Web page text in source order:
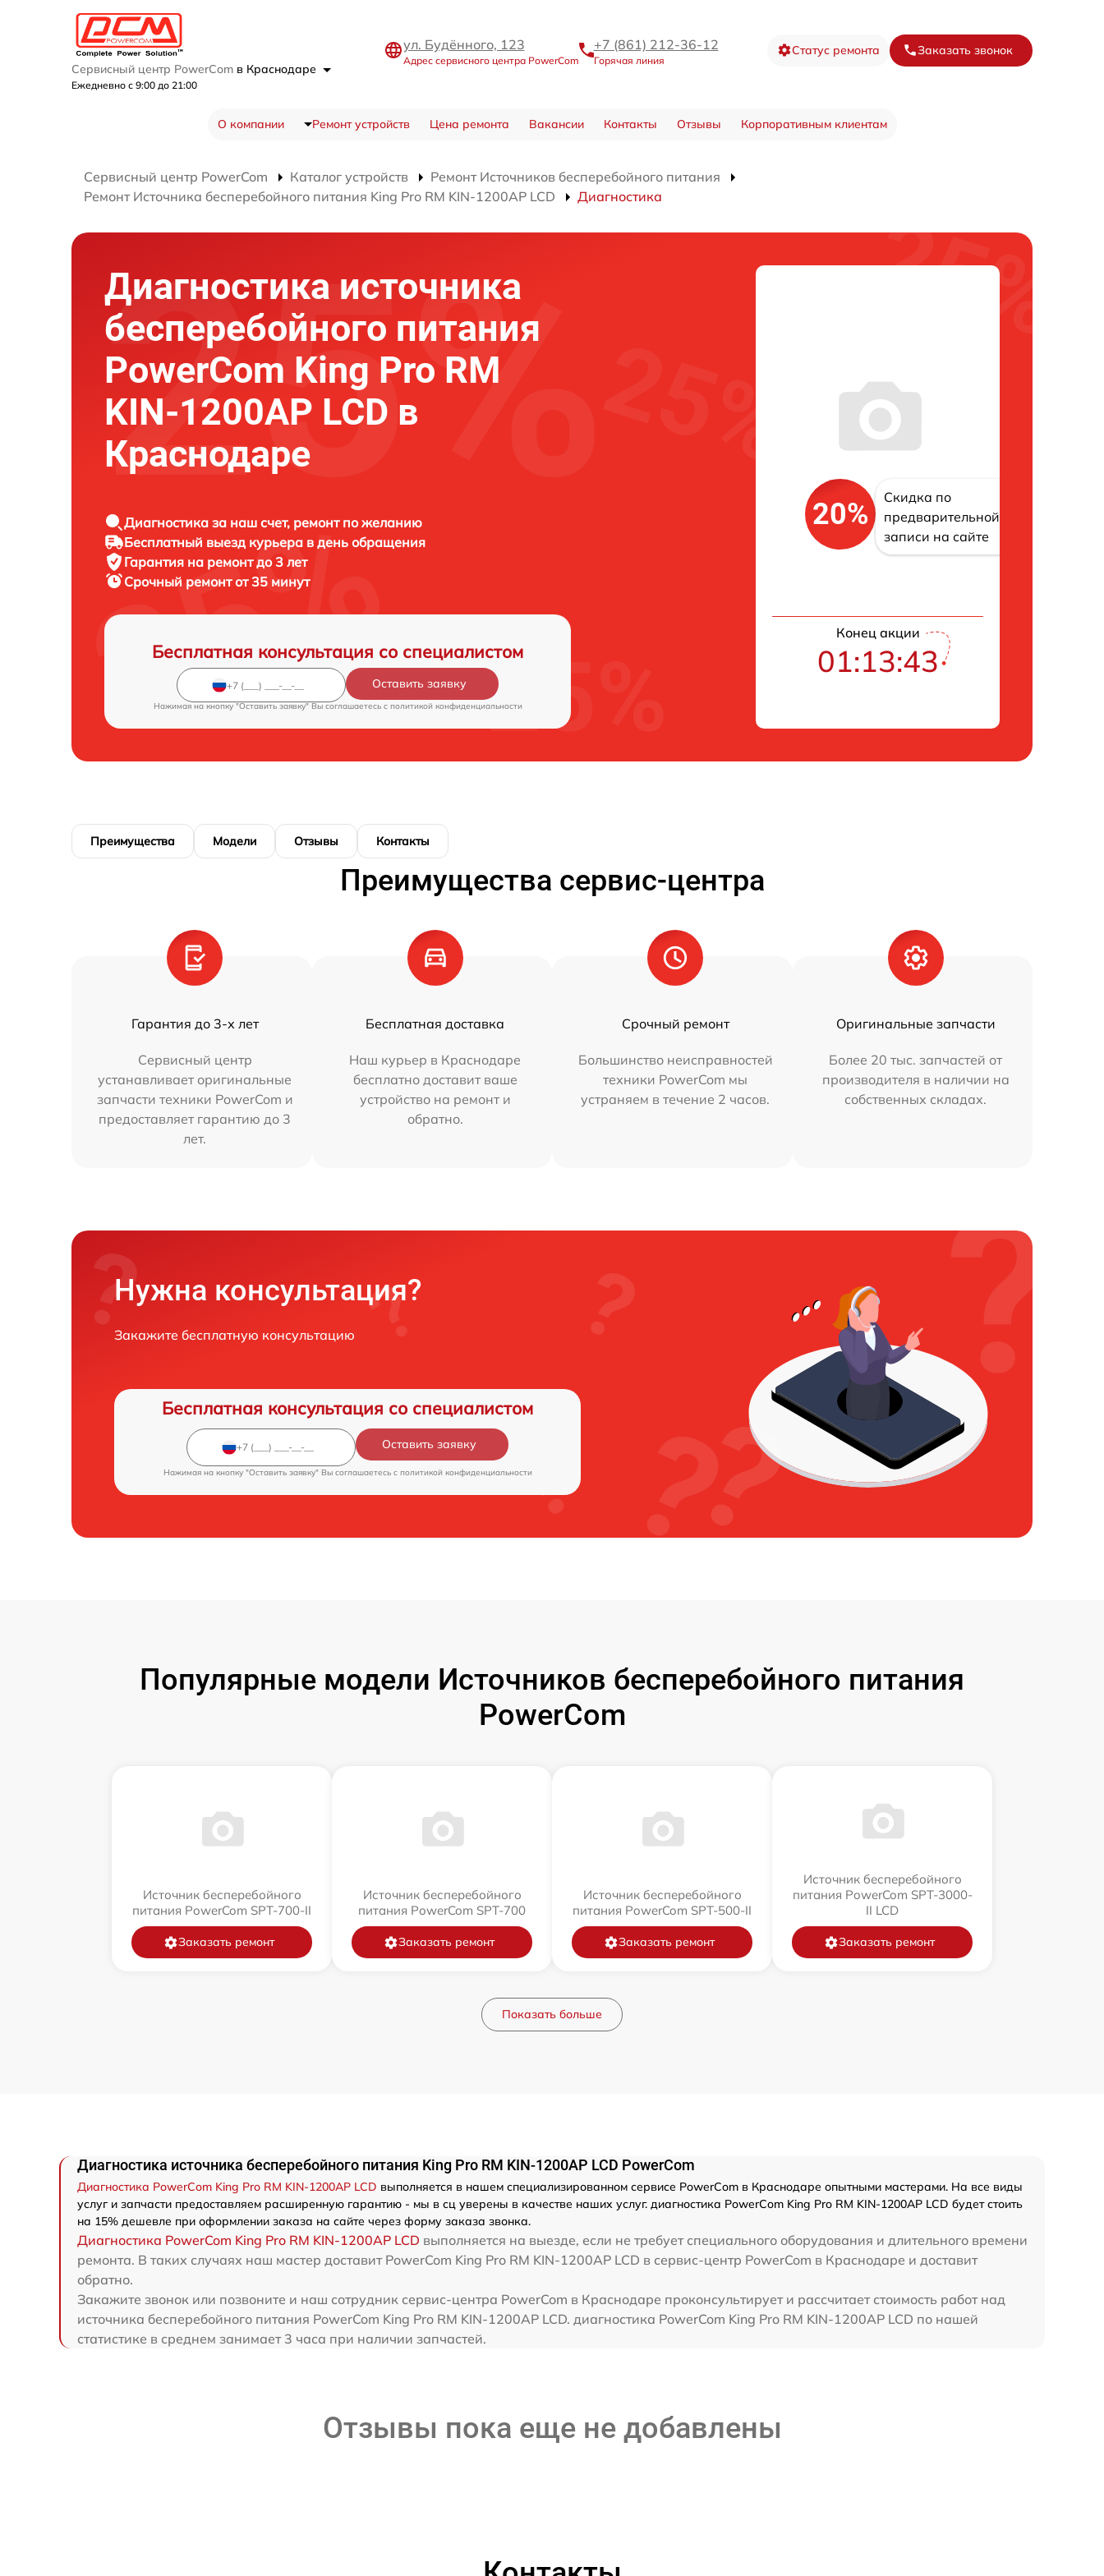
Сервисный центр PowerCom в Краснодаре
Ежедневно с 9:00 до 21:00
ул. Будённого, 123
Адрес сервисного центра PowerCom
+7 (861) 212-36-12
Горячая линия
Статус ремонта Заказать звонок
О компании Ремонт устройств Цена ремонта Вакансии Контакты Отзывы Корпоративным клиентам
Сервисный центр PowerCom Каталог устройств
Ремонт Источников бесперебойного питания
Ремонт Источника бесперебойного питания King Pro RM KIN-1200AP LCD
Диагностика
Диагностика источника
бесперебойного питания
PowerCom King Pro RM
KIN-1200AP LCD в
Краснодаре
Диагностика за наш счет, ремонт по желанию
Бесплатный выезд курьера в день обращения
Гарантия на ремонт до 3 лет
Срочный ремонт от 35 минут
Бесплатная консультация со специалистом
Оставить заявку
Нажимая на кнопку "Оставить заявку" Вы соглашаетесь c политикой конфиденциальности
20%
Скидка по
предварительной
записи на сайте
Конец акции
01:13:42
Преимущества Модели Отзывы Контакты
Преимущества сервис-центра
Гарантия до 3-х лет
Сервисный центр
устанавливает оригинальные
запчасти техники PowerCom и
предоставляет гарантию до 3
лет.
Бесплатная доставка
Наш курьер в Краснодаре
бесплатно доставит ваше
устройство на ремонт и
обратно.
Срочный ремонт
Большинство неисправностей
техники PowerCom мы
устраняем в течение 2 часов.
Оригинальные запчасти
Более 20 тыс. запчастей от
производителя в наличии на
собственных складах.
Нужна консультация?
Закажите бесплатную консультацию
Бесплатная консультация со специалистом
Оставить заявку
Нажимая на кнопку "Оставить заявку" Вы соглашаетесь c политикой конфиденциальности
Популярные модели Источников бесперебойного питания
PowerCom
Источник бесперебойного
питания PowerCom SPT-700-II
Заказать ремонт
Источник бесперебойного
питания PowerCom SPT-700
Заказать ремонт
Источник бесперебойного
питания PowerCom SPT-500-II
Заказать ремонт
Источник бесперебойного
питания PowerCom SPT-3000-
II LCD
Заказать ремонт
Показать больше
Диагностика источника бесперебойного питания King Pro RM KIN-1200AP LCD PowerCom
Диагностика PowerCom King Pro RM KIN-1200AP LCD выполняется в нашем специализированном сервисе PowerCom в Краснодаре опытными мастерами. На все виды
услуг и запчасти предоставляем расширенную гарантию - мы в сц уверены в качестве наших услуг. диагностика PowerCom King Pro RM KIN-1200AP LCD будет стоить
на 15% дешевле при оформлении заказа на сайте через форму заказа звонка.
Диагностика PowerCom King Pro RM KIN-1200AP LCD выполняется на выезде, если не требует специального оборудования и длительного времени
ремонта. В таких случаях наш мастер доставит PowerCom King Pro RM KIN-1200AP LCD в сервис-центр PowerCom в Краснодаре и доставит
обратно.
Закажите звонок или позвоните и наш сотрудник сервис-центра PowerCom в Краснодаре проконсультирует и рассчитает стоимость работ над
источника бесперебойного питания PowerCom King Pro RM KIN-1200AP LCD. диагностика PowerCom King Pro RM KIN-1200AP LCD по нашей
статистике в среднем занимает 3 часа при наличии запчастей.
Отзывы пока еще не добавлены